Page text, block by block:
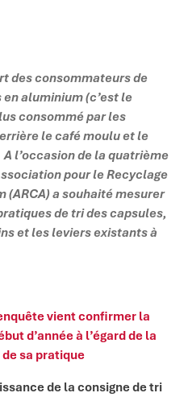
des consommateurs de
aluminium(c’estle
consommé par les
le café moulu et le
l’occasion de la quatrième
pour le Recyclage
(ARCA) a souhaité mesurer
de tri des capsules,
et les leviers existants à
vient confirmer la
d’année à l’égard de la
sa pratique
de la consigne de tri